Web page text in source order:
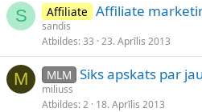
S Affiliate Affiliate
sandis
Atbildes 33 23. Aprīlis 2013
M MLM Siks apskats par
miliuss
Atbildes 2 18. Aprīlis 2013